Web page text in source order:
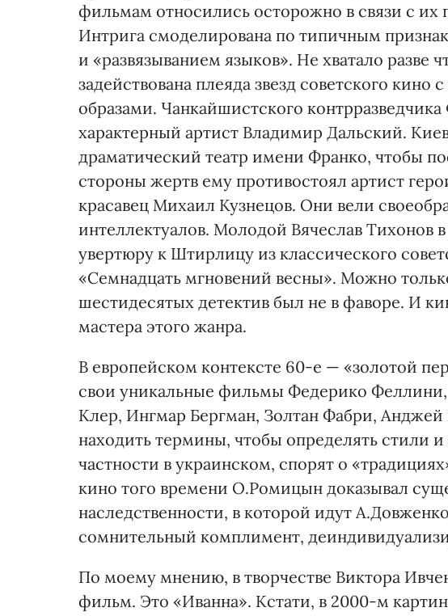
фильмам относились осторожно в связи с их
Интрига смоделирована по типичным
и «развязыванием языков». Не хватало разве
задействована плеяда звезд советского кино
образами. Чанкайшистского
характерный артист Владимир Дальский.
драматический театр имени Франко, чтобы
стороны жертв ему противостоял артист
красавец Михаил Кузнецов. Они вели
интеллектуалов. Молодой Вячеслав Тихонов
увертюру к Штирлицу из классического
«Семнадцать мгновений весны». Можно
шестидесятых детектив был не в фаворе. И
мастера этого жанра.
В европейском контексте 60-е — «золотой
свои уникальные фильмы Федерико
Клер, Ингмар Бергман, Золтан Фабри, Анджей
находить термины, чтобы определять стили
частности в украинском, спорят о
кино того времени О.Ромицын доказывал
наследственности, в которой идут
сомнительный комплимент,
По моему мнению, в творчестве Виктора
фильм. Это «Иванна». Кстати, в 2000-м